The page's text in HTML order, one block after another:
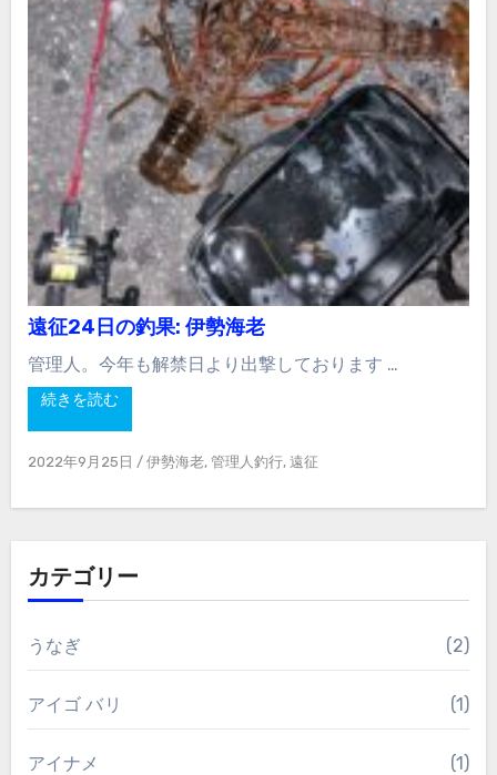
遠征24日の釣果: 伊勢海老
管理人。今年も解禁日より出撃しております …
続きを読む
2022年9月25日 / 伊勢海老, 管理人釣行, 遠征
カテゴリー
うなぎ (2)
アイゴ バリ (1)
アイナメ (1)